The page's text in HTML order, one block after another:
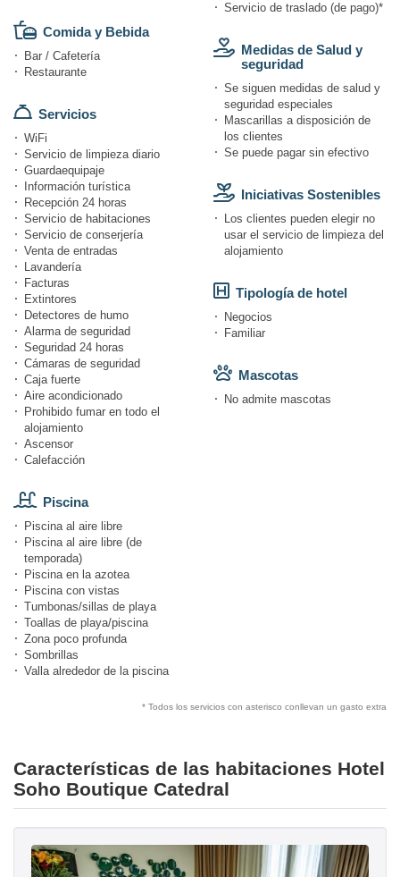
Comida y Bebida
Bar / Cafetería
Restaurante
Servicios
WiFi
Servicio de limpieza diario
Guardaequipaje
Información turística
Recepción 24 horas
Servicio de habitaciones
Servicio de conserjería
Venta de entradas
Lavandería
Facturas
Extintores
Detectores de humo
Alarma de seguridad
Seguridad 24 horas
Cámaras de seguridad
Caja fuerte
Aire acondicionado
Prohibido fumar en todo el
alojamiento
Ascensor
Calefacción
Piscina
Piscina al aire libre
Piscina al aire libre (de
temporada)
Piscina en la azotea
Piscina con vistas
Tumbonas/sillas de playa
Toallas de playa/piscina
Zona poco profunda
Sombrillas
Valla alrededor de la piscina
Servicio de traslado (de pago)*
Medidas de Salud y
seguridad
Se siguen medidas de salud y
seguridad especiales
Mascarillas a disposición de
los clientes
Se puede pagar sin efectivo
Iniciativas Sostenibles
Los clientes pueden elegir no
usar el servicio de limpieza del
alojamiento
Tipología de hotel
Negocios
Familiar
Mascotas
No admite mascotas
* Todos los servicios con asterisco conllevan un gasto extra
Características de las habitaciones Hotel
Soho Boutique Catedral